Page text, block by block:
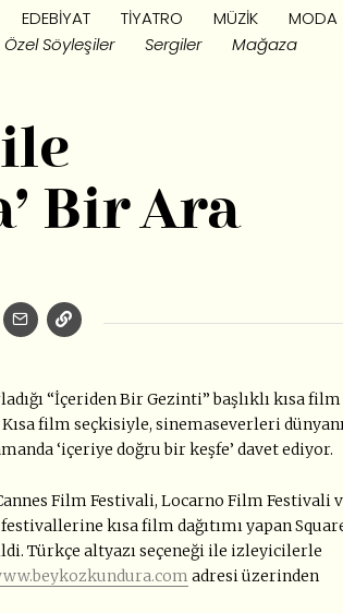
EDEBIYAT TIYATRO MÜZIK
MODA
Özel Söyleşiler Sergiler Mağaza
Bir Ara
“İçeriden Bir Gezinti” başlıklı kısa film
film seçkisiyle, sinemaseverleri
‘içeriye doğru bir keşfe’ davet ediyor.
Film Festivali, Locarno Film Festivali
kısa film dağıtımı yapan
Türkçe altyazı seçeneği ile izleyicilerle
adresi üzerinden